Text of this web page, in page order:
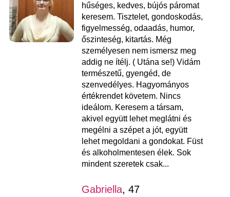
hűséges, kedves, bújós páromat
keresem. Tisztelet, gondoskodás,
figyelmesség, odaadás, humor,
őszinteség, kitartás. Még
személyesen nem ismersz meg
addig ne ítélj. ( Utána se!) Vidám
természetű, gyengéd, de
szenvedélyes. Hagyományos
értékrendet követem. Nincs
ideálom. Keresem a társam,
akivel együtt lehet meglátni és
megélni a szépet a jót, együtt
lehet megoldani a gondokat. Füst
és alkoholmentesen élek. Sok
mindent szeretek csak...
Gabriella, 47